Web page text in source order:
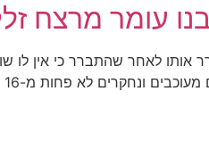
עומר מרצח
לשחרר אותו לאחר שהתברר כי